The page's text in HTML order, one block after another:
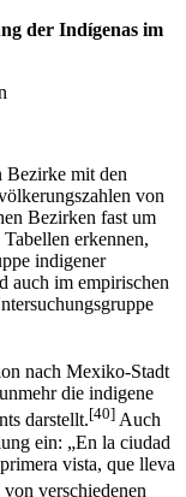
Bezirke mit den
von
Bezirken fast um
erkennen,
indigener
im empirischen
nach Mexiko-Stadt
die indigene
darstellt.[40] Auch
ein: „En la ciudad
vista, que lleva